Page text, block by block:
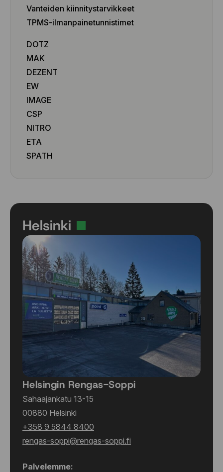
Vanteiden kiinnitystarvikkeet
TPMS-ilmanpainetunnistimet
DOTZ
MAK
DEZENT
EW
IMAGE
CSP
NITRO
ETA
SPATH
Helsinki
Helsingin Rengas-Soppi
Sahaajankatu 13-15
00880 Helsinki
+358 9 5844 8400
rengas-soppi@rengas-soppi.fi
Palvelemme: